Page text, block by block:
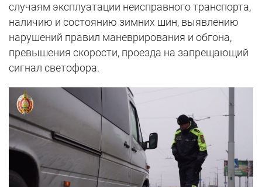
случаям эксплуатации неисправного транспорта,
наличию и состоянию зимних шин, выявлению
нарушений правил маневрирования и обгона,
превышения скорости, проезда на запрещающий
сигнал светофора.